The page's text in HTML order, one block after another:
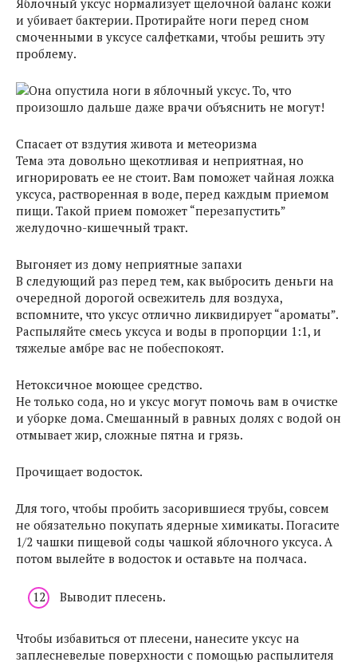
и убивает бактерии. Протирайте ноги перед сном
смоченными в уксусе салфетками, чтобы решить эту
проблему.
Спасает от вздутия живота и метеоризма
Тема эта довольно щекотливая и неприятная, но
игнорировать ее не стоит. Вам поможет чайная ложка
уксуса, растворенная в воде, перед каждым приемом
пищи. Такой прием поможет “перезапустить”
желудочно-кишечный тракт.
Выгоняет из дому неприятные запахи
В следующий раз перед тем, как выбросить деньги на
очередной дорогой освежитель для воздуха,
вспомните, что уксус отлично ликвидирует “ароматы”.
Распыляйте смесь уксуса и воды в пропорции 1:1, и
тяжелые амбре вас не побеспокоят.
Нетоксичное моющее средство.
Не только сода, но и уксус могут помочь вам в очистке
и уборке дома. Смешанный в равных долях с водой он
отмывает жир, сложные пятна и грязь.
Прочищает водосток.
Для того, чтобы пробить засорившиеся трубы, совсем
не обязательно покупать ядерные химикаты. Погасите
1/2 чашки пищевой соды чашкой яблочного уксуса. А
потом вылейте в водосток и оставьте на полчаса.
Выводит плесень.
Чтобы избавиться от плесени, нанесите уксус на
заплесневелые поверхности с помощью распылителя